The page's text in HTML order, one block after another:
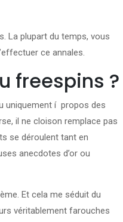
La plupart du temps, vous
ce annales.
freespins ?
uniquement í propos des
il ne cloison remplace pas
se déroulent tant en
anecdotes d’or ou
Et cela me séduit du
véritablement farouches